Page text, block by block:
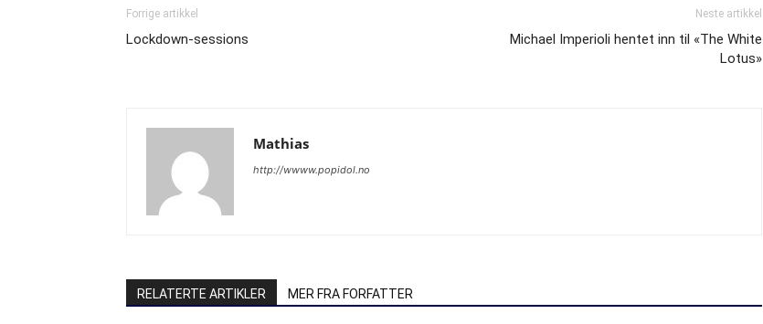
Forrige artikkel
Lockdown-sessions
Neste artikkel
Michael Imperioli hentet inn til «The White
Lotus»
Mathias
http://wwww.popidol.no
RELATERTE ARTIKLER MER FRA FORFATTER